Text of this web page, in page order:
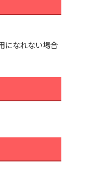
になれない場合